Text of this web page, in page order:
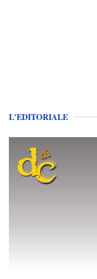
L'EDITORIALE